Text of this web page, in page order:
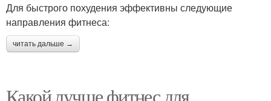
Для быстрого похудения эффективны следующие
направления фитнеса:
читать дальше →